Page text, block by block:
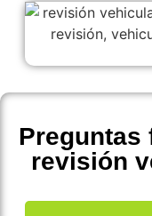
Preguntas
revisión